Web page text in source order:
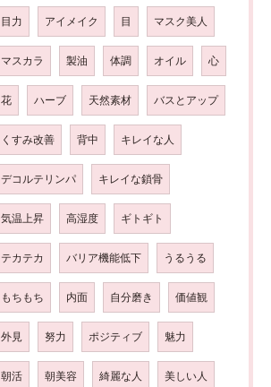
目力 アイメイク 目 マスク美人
マスカラ 製油 体調 オイル 心
花 ハーブ 天然素材 バスとアップ
くすみ改善 背中 キレイな人
デコルテリンパ キレイな鎖骨
気温上昇 高湿度 ギトギト
テカテカ バリア機能低下 うるうる
もちもち 内面 自分磨き 価値観
外見 努力 ポジティブ 魅力
朝活 朝美容 綺麗な人 美しい人